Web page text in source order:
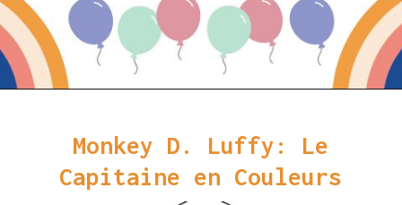
Monkey D. Luffy: Le
Capitaine en Couleurs